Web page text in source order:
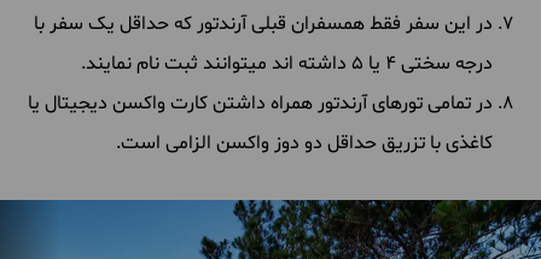
در این سفر فقط همسفران قبلی آرندتور که حداقل یک سفر با
درجه سختی 4 یا 5 داشته اند میتوانند ثبت نام نمایند.
در تمامی تورهای آرندتور همراه داشتن کارت واکسن دیجیتال یا
کاغذی با تزریق حداقل دو دوز واکسن الزامی است.